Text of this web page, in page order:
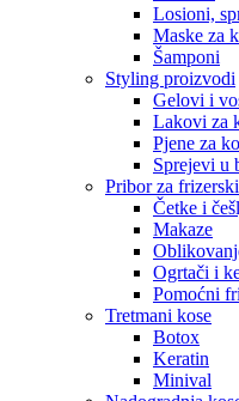
Losioni,
Maske za
Šamponi
Styling proizvodi
Gelovi i
Lakovi za
Pjene za
Sprejevi u
Pribor za
Četke i
Makaze
Ogrtači i
Pomoćni
Tretmani kose
Botox
Keratin
Minival